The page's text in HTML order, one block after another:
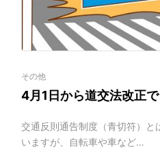
その他
4月1日から道交法改正
交通反則通告制度（青切符）と
いますが、自転車や車など…